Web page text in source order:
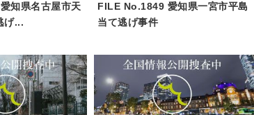
知県名古屋市天
げ...
FILE No.1849 愛知県一宮市平島
当て逃げ事件